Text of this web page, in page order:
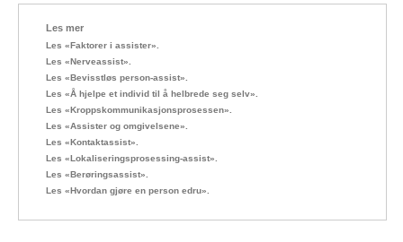
Les mer
Les «Faktorer i assister».
Les «Nerveassist».
Les «Bevisstløs person-assist».
Les «Å hjelpe et individ til å helbrede seg selv».
Les «Kroppskommunikasjonsprosessen».
Les «Assister og omgivelsene».
Les «Kontaktassist».
Les «Lokaliseringsprosessing-assist».
Les «Berøringsassist».
Les «Hvordan gjøre en person edru».